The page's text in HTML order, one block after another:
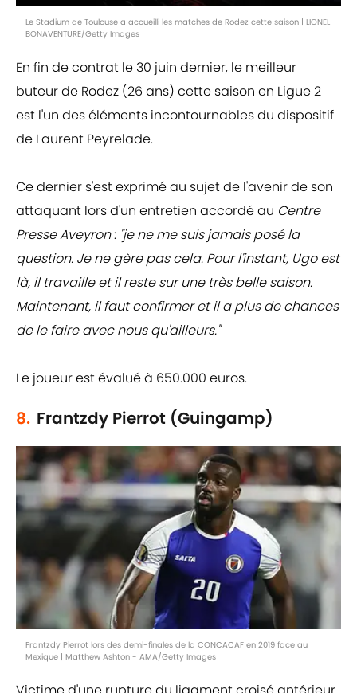
Le Stadium de Toulouse a accueilli les matches de Rodez cette saison | LIONEL
BONAVENTURE/Getty Images
En fin de contrat le 30 juin dernier, le meilleur
buteur de Rodez (26 ans) cette saison en Ligue 2
est l'un des éléments incontournables du dispositif
de Laurent Peyrelade.
Ce dernier s'est exprimé au sujet de l'avenir de son
attaquant lors d'un entretien accordé au Centre
Presse Aveyron: "je ne me suis jamais posé la
question. Je ne gère pas cela. Pour l'instant, Ugo est
là, il travaille et il reste sur une très belle saison.
Maintenant, il faut confirmer et il a plus de chances
de le faire avec nous qu'ailleurs."
Le joueur est évalué à 650.000 euros.
8. Frantzdy Pierrot (Guingamp)
Frantzdy Pierrot lors des demi-finales de la CONCACAF en 2019 face au
Mexique | Matthew Ashton - AMA/Getty Images